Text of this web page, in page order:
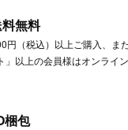
無料
円（税込）以上ご購入、ま
」以上の会員様はオンライ
梱包